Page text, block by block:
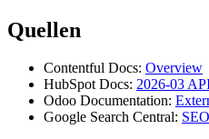
Quellen
Contentful Docs: Overview
HubSpot Docs: 2026-03
Odoo Documentation:
Google Search Central: